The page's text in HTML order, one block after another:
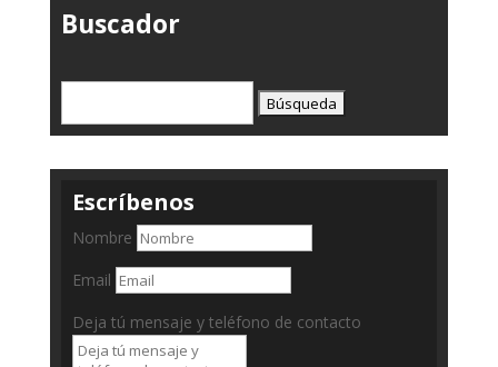
Buscador
Escríbenos
Nombre
Email
Deja tú mensaje y teléfono de contacto